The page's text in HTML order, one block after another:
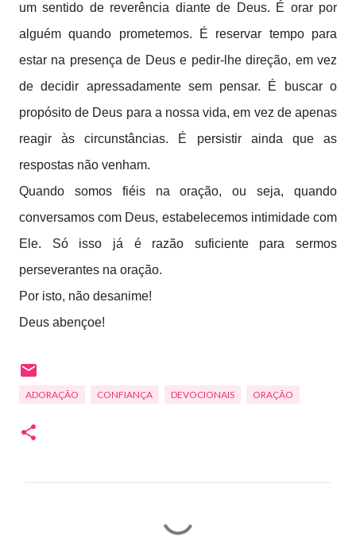
um sentido de reverência diante de Deus. É orar por
alguém quando prometemos. É reservar tempo para
estar na presença de Deus e pedir-lhe direção, em vez
de decidir apressadamente sem pensar. É buscar o
propósito de Deus para a nossa vida, em vez de apenas
reagir às circunstâncias. É persistir ainda que as
respostas não venham.
Quando somos fiéis na oração, ou seja, quando
conversamos com Deus, estabelecemos intimidade com
Ele. Só isso já é razão suficiente para sermos
perseverantes na oração.
Por isto, não desanime!
Deus abençoe!
ADORAÇÃO CONFIANÇA DEVOCIONAIS ORAÇÃO